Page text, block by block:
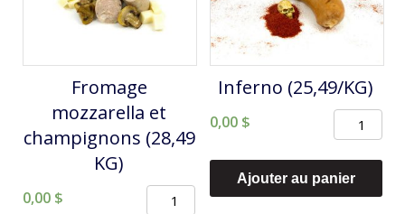
Fromage
mozzarella et
champignons (28,49
KG)
0,00 $
quantité
Inferno (25,49/KG)
0,00 $
quantité
Inferno
(25,49/KG)
Ajouter au panier